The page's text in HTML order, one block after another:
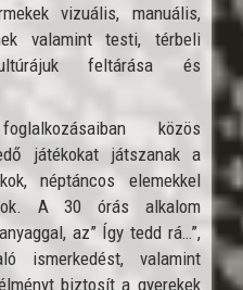
vizuális, manuális,
valamint testi, térbeli
feltárása és
közös
játékokat játszanak a
néptáncos elemekkel
A 30 órás alkalom
az” Így tedd rá…”,
ismerkedést, valamint
biztosít a gyerekek